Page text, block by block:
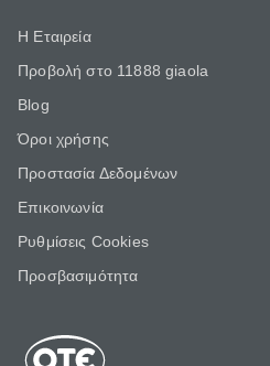
Η Εταιρεία
Προβολή στο 11888 giaola
Blog
Όροι χρήσης
Προστασία Δεδομένων
Επικοινωνία
Ρυθμίσεις Cookies
Προσβασιμότητα